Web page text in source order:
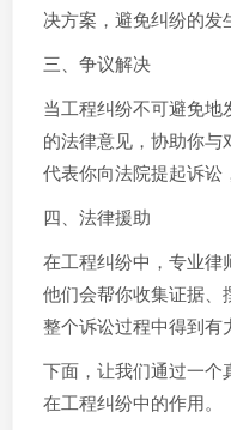
决方案，避免纠纷的发
三、争议解决
当工程纠纷不可避免
的法律意见，协助你
代表你向法院提起诉讼
四、法律援助
在工程纠纷中，专业律
他们会帮你收集证据、
整个诉讼过程中得到有
下面，让我们通过一
在工程纠纷中的作用。